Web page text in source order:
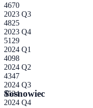
4670
2023 Q3
4825
2023 Q4
5129
2024 Q1
4098
2024 Q2
4347
2024 Q3
4534
2024 Q4
Sosnowiec